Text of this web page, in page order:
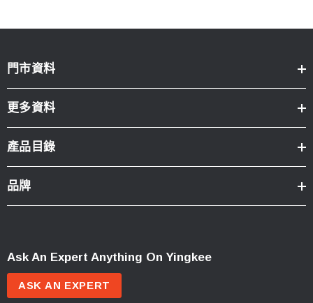
門市資料
更多資料
產品目錄
品牌
Ask An Expert Anything On Yingkee
ASK AN EXPERT